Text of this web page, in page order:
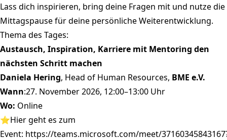
Lass dich inspirieren, bring deine Fragen mit und nutze die
Mittagspause für deine persönliche Weiterentwicklung.
Thema des Tages:
Austausch, Inspiration, Karriere mit Mentoring den
nächsten Schritt machen
Daniela Hering, Head of Human Resources, BME e.V.
Wann:27. November 2026, 12:00–13:00 Uhr
Wo: Online
⭐Hier geht es zum
Event: https://teams.microsoft.com/meet/